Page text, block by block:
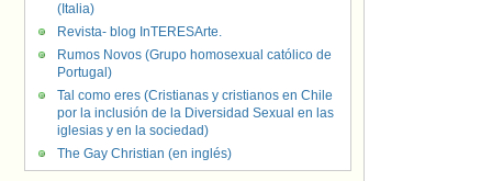
(Italia)
Revista- blog InTERESArte.
Rumos Novos (Grupo homosexual católico de
Portugal)
Tal como eres (Cristianas y cristianos en Chile
por la inclusión de la Diversidad Sexual en las
iglesias y en la sociedad)
The Gay Christian (en inglés)